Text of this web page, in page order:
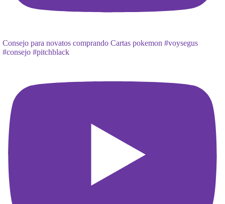
Consejo para novatos comprando Cartas pokemon #voysegus
#consejo #pitchblack